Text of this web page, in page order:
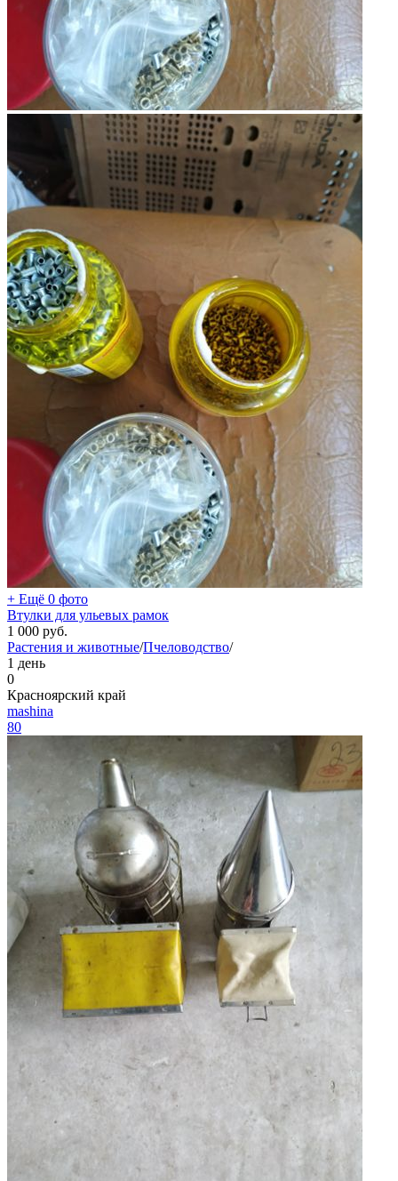
+ Ещё 0 фото
Втулки для ульевых рамок
1 000 руб.
Растения и животные/Пчеловодство/
1 день
0
Красноярский край
mashina
80